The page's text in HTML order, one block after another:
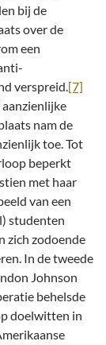
bij de
over de
een
verspreid.[7]
nam de
toe. Tot
beperkt
met haar
van een
studenten
zich zodoende
In de tweede
Johnson
behelsde
doelwitten in